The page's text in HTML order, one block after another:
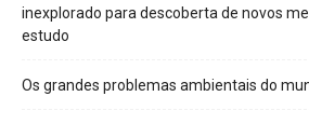
inexplorado para descoberta de novos
estudo
Os grandes problemas ambientais do